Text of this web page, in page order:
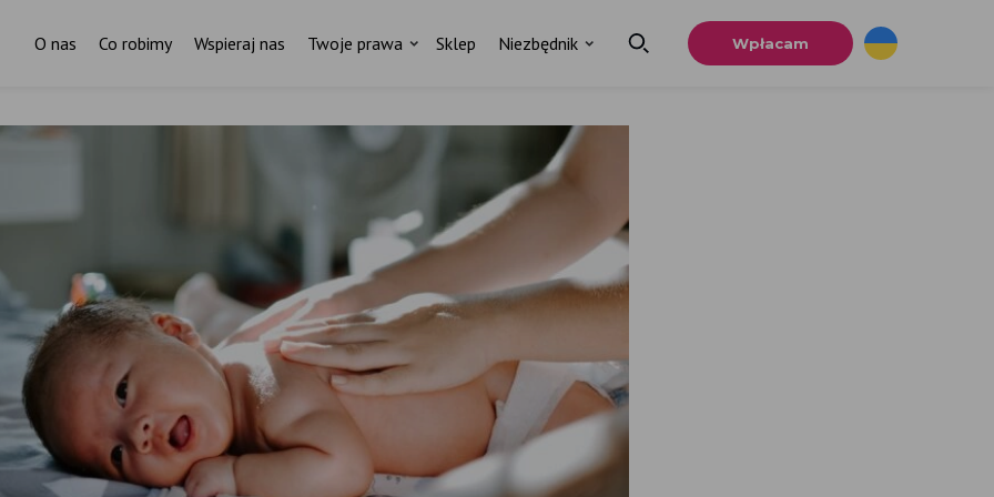
O nas Co robimy Wspieraj nas Twoje prawa Sklep Niezbędnik Wpłacam
Za każdym pismem do ministra
stoi czyjaś historia.
I ktoś, kto nas wspiera.
stałym darczyńcą Fundacji Rodzić po Ludzku.